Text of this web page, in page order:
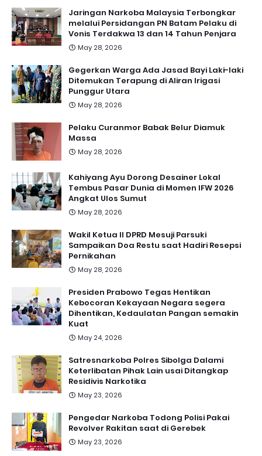
Jaringan Narkoba Malaysia Terbongkar
melalui Persidangan PN Batam Pelaku di
Vonis Terdakwa 13 dan 14 Tahun Penjara
May 28, 2026
Gegerkan Warga Ada Jasad Bayi Laki-laki
Ditemukan Terapung di Aliran Irigasi
Punggur Utara
May 28, 2026
Pelaku Curanmor Babak Belur Diamuk
Massa
May 28, 2026
Kahiyang Ayu Dorong Desainer Lokal
Tembus Pasar Dunia di Momen IFW 2026
Angkat Ulos Sumut
May 28, 2026
Wakil Ketua II DPRD Mesuji Parsuki
Sampaikan Doa Restu saat Hadiri Resepsi
Pernikahan
May 28, 2026
Presiden Prabowo Tegas Hentikan
Kebocoran Kekayaan Negara segera
Dihentikan, Kedaulatan Pangan semakin
Kuat
May 24, 2026
Satresnarkoba Polres Sibolga Dalami
Keterlibatan Pihak Lain usai Ditangkap
Residivis Narkotika
May 23, 2026
Pengedar Narkoba Todong Polisi Pakai
Revolver Rakitan saat di Gerebek
May 23, 2026